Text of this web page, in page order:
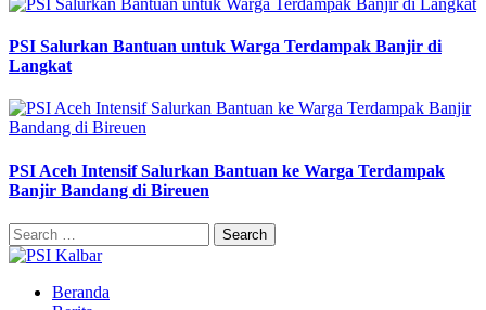
PSI Salurkan Bantuan untuk Warga Terdampak Banjir di
Langkat
PSI Aceh Intensif Salurkan Bantuan ke Warga Terdampak
Banjir Bandang di Bireuen
Search
for:
Beranda